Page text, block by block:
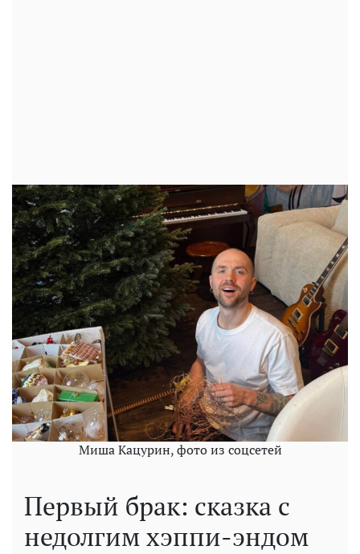
Миша Кацурин, фото из соцсетей
Первый брак: сказка с
недолгим хэппи-эндом